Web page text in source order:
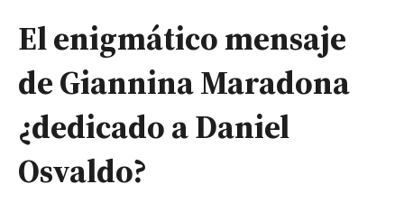
El enigmático mensaje
de Giannina Maradona
¿dedicado a Daniel
Osvaldo?